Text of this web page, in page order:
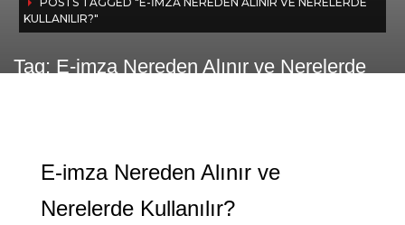
KULLANILIR?"
Tag: E-imza Nereden Alınır ve Nerelerde
E-imza Nereden Alınır ve
Nerelerde Kullanılır?